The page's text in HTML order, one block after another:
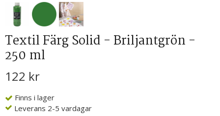
Textil Färg Solid - Briljantgrön -
250 ml
122 kr
Finns i lager
Leverans 2-5 vardagar